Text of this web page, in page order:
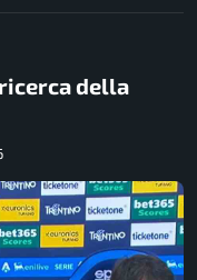
della